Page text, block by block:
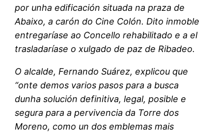
por unha edificación situada na praza de
Abaixo, a carón do Cine Colón. Dito inmoble
entregaríase ao Concello rehabilitado e a el
trasladaríase o xulgado de paz de Ribadeo.
O alcalde, Fernando Suárez, explicou que
“onte demos varios pasos para a busca
dunha solución definitiva, legal, posible e
segura para a pervivencia da Torre dos
Moreno, como un dos emblemas mais